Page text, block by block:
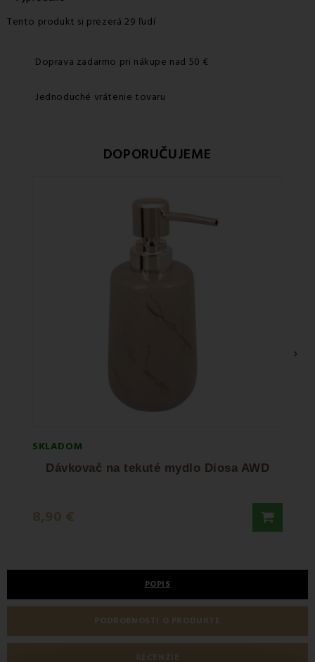
Tento produkt si prezerá 29 ľudí
Doprava zadarmo pri nákupe nad 50 €
Jednoduché vrátenie tovaru
DOPORUČUJEME
SKLADOM
Dávkovač na tekuté mydlo Diosa AWD
8,90 €
›
POPIS
PODROBNOSTI O PRODUKTE
RECENZIE